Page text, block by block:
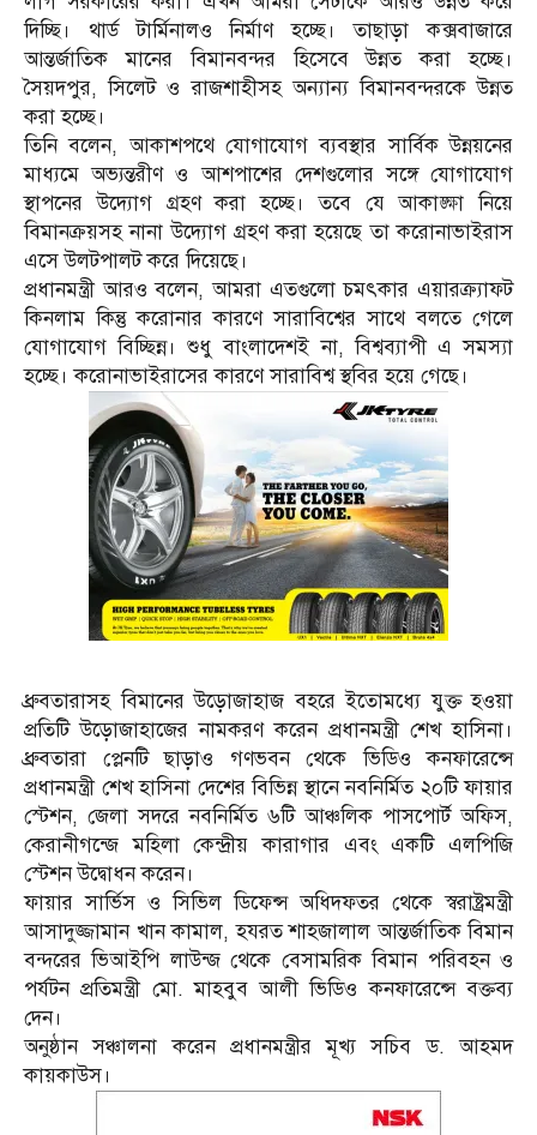
দিচ্ছি। থার্ড টার্মিনালও নির্মাণ হচ্ছে। তাছাড়া কক্সবাজারে
আন্তর্জাতিক মানের বিমানবন্দর হিসেবে উন্নত করা হচ্ছে।
সৈয়দপুর, সিলেট ও রাজশাহীসহ অন্যান্য বিমানবন্দরকে উন্নত
করা হচ্ছে।
তিনি বলেন, আকাশপথে যোগাযোগ ব্যবস্থার সার্বিক উন্নয়নের
মাধ্যমে অভ্যন্তরীণ ও আশপাশের দেশগুলোর সঙ্গে যোগাযোগ
স্থাপনের উদ্যোগ গ্রহণ করা হচ্ছে। তবে যে আকাঙ্ক্ষা নিয়ে
বিমানক্রয়সহ নানা উদ্যোগ গ্রহণ করা হয়েছে তা করোনাভাইরাস
এসে উলটপালট করে দিয়েছে।
প্রধানমন্ত্রী আরও বলেন, আমরা এতগুলো চমৎকার এয়ারক্র্যাফট
কিনলাম কিন্তু করোনার কারণে সারাবিশ্বের সাথে বলতে গেলে
যোগাযোগ বিচ্ছিন্ন। শুধু বাংলাদেশই না, বিশ্বব্যাপী এ সমস্যা
হচ্ছে। করোনাভাইরাসের কারণে সারাবিশ্ব স্থবির হয়ে গেছে।
ধ্রুবতারাসহ বিমানের উড়োজাহাজ বহরে ইতোমধ্যে যুক্ত হওয়া
প্রতিটি উড়োজাহাজের নামকরণ করেন প্রধানমন্ত্রী শেখ হাসিনা।
ধ্রুবতারা প্লেনটি ছাড়াও গণভবন থেকে ভিডিও কনফারেন্সে
প্রধানমন্ত্রী শেখ হাসিনা দেশের বিভিন্ন স্থানে নবনির্মিত ২০টি ফায়ার
স্টেশন, জেলা সদরে নবনির্মিত ৬টি আঞ্চলিক পাসপোর্ট অফিস,
কেরানীগন্জে মহিলা কেন্দ্রীয় কারাগার এবং একটি এলপিজি
স্টেশন উদ্বোধন করেন।
ফায়ার সার্ভিস ও সিভিল ডিফেন্স অধিদফতর থেকে স্বরাষ্ট্রমন্ত্রী
আসাদুজ্জামান খান কামাল, হযরত শাহজালাল আন্তর্জাতিক বিমান
বন্দরের ভিআইপি লাউন্জ থেকে বেসামরিক বিমান পরিবহন ও
পর্যটন প্রতিমন্ত্রী মো. মাহবুব আলী ভিডিও কনফারেন্সে বক্তব্য
দেন।
অনুষ্ঠান সঞ্চালনা করেন প্রধানমন্ত্রীর মূখ্য সচিব ড. আহমদ
কায়কাউস।